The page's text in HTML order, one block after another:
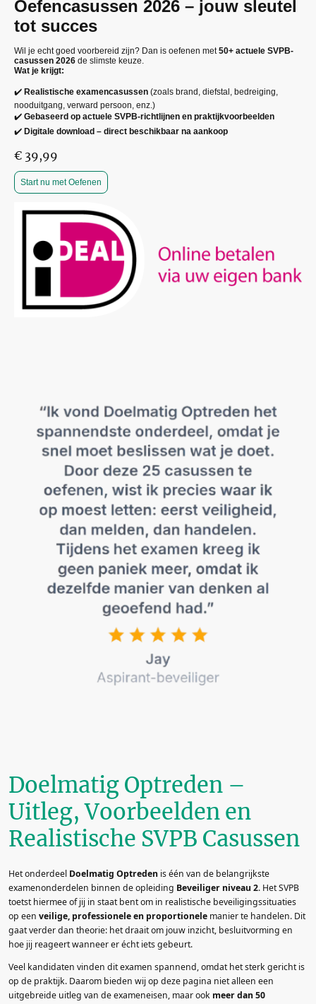
Oefencasussen 2026 – jouw sleutel
tot succes
Wil je echt goed voorbereid zijn? Dan is oefenen met50+ actuele SVPB-
casussen 2026 de slimste keuze.
Wat je krijgt:
✔️ Realistische examencasussen (zoals brand, diefstal, bedreiging,
nooduitgang, verward persoon, enz.)
✔️ Gebaseerd op actuele SVPB-richtlijnen en praktijkvoorbeelden
✔️ Digitale download – direct beschikbaar na aankoop
€ 39,99
Start nu met Oefenen
Doelmatig Optreden –
Uitleg, Voorbeelden en
Realistische SVPB Casussen
Het onderdeel Doelmatig Optreden is één van de belangrijkste
examenonderdelen binnen de opleiding Beveiliger niveau 2. Het SVPB
toetst hiermee of jij in staat bent om in realistische beveiligingssituaties
op een veilige, professionele en proportionele manier te handelen. Dit
gaat verder dan theorie: het draait om jouw inzicht, besluitvorming en
hoe jij reageert wanneer er écht iets gebeurt.
Veel kandidaten vinden dit examen spannend, omdat het sterk gericht is
op de praktijk. Daarom bieden wij op deze pagina niet alleen een
uitgebreide uitleg van de exameneisen, maar ook meer dan 50